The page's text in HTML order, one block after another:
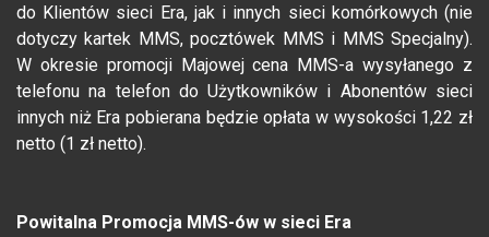
do Klientów sieci Era, jak i innych sieci komórkowych (nie
dotyczy kartek MMS, pocztówek MMS i MMS Specjalny).
W okresie promocji Majowej cena MMS-a wysyłanego z
telefonu na telefon do Użytkowników i Abonentów sieci
innych niż Era pobierana będzie opłata w wysokości 1,22 zł
netto (1 zł netto).
Powitalna Promocja MMS-ów w sieci Era